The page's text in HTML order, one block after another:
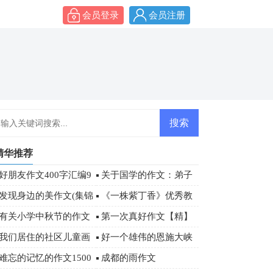
会员登录 会员注册
华推荐
朋友作文400字汇编9 关于国学的作文：弟子
规读后感800字
现身边的美作文(集锦
篇)
《一株紫丁香》优秀教
学设计
关小学中秋节的作文
字三篇
第一次真好作文【精】
们居住的社区儿童画
品欣赏
好一个雄伟的恩施大峡
谷游记作文
忘的记忆的作文1500 成都的雨作文